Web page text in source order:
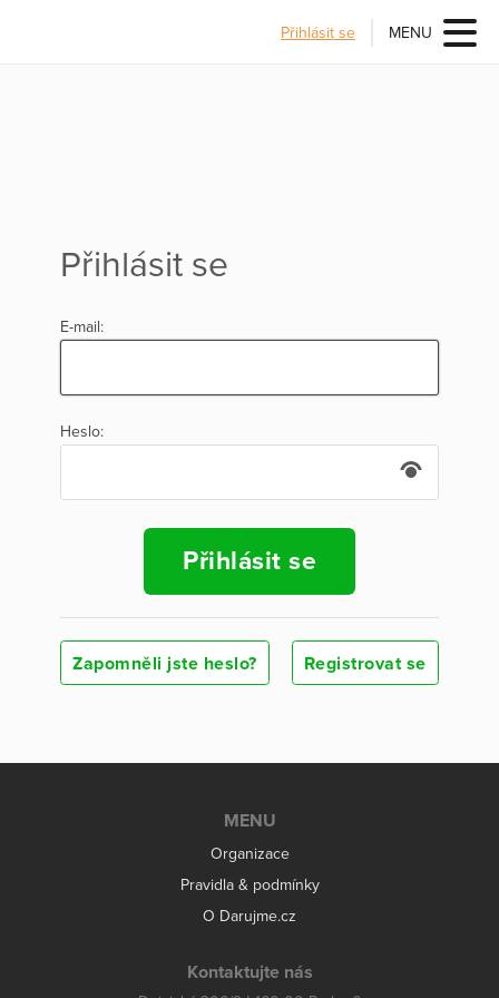
Přihlásit se MENU
Přihlásit se
E-mail:
Heslo:
Přihlásit se
Zapomněli jste heslo? Registrovat se
MENU
Organizace
Pravidla & podmínky
O Darujme.cz
Kontaktujte nás